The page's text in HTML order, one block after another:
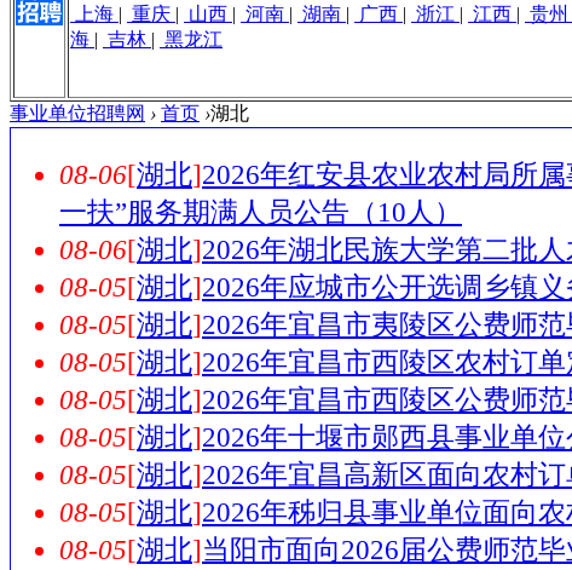
上海 | 重庆 | 山西 | 河南 | 湖南 | 广西 | 浙江 | 江西 | 贵州
海 | 吉林 | 黑龙江
事业单位招聘网 › 首页 ›湖北
08-06[湖北]2026年红安县农业农村局所
一扶”服务期满人员公告（10人）
08-06[湖北]2026年湖北民族大学第二批人
08-05[湖北]2026年应城市公开选调乡镇
08-05[湖北]2026年宜昌市夷陵区公费师
08-05[湖北]2026年宜昌市西陵区农村订
08-05[湖北]2026年宜昌市西陵区公费师
08-05[湖北]2026年十堰市郧西县事业单
08-05[湖北]2026年宜昌高新区面向农村
08-05[湖北]2026年秭归县事业单位面向
08-05[湖北]当阳市面向2026届公费师范